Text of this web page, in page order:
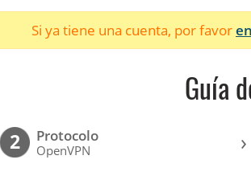
Si ya tiene una cuenta, por favor
Guía
2 Protocolo
OpenVPN ›